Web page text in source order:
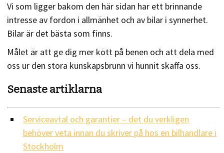
Vi som ligger bakom den här sidan har ett brinnande
intresse av fordon i allmänhet och av bilar i synnerhet.
Bilar är det bästa som finns.
Målet är att ge dig mer kött på benen och att dela med
oss ur den stora kunskapsbrunn vi hunnit skaffa oss.
Senaste artiklarna
Serviceavtal och garantier – det du verkligen
behöver veta innan du skriver på hos en bilhandlare i
Stockholm